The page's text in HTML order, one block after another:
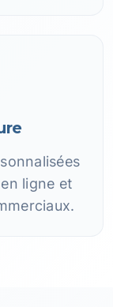
ligne et